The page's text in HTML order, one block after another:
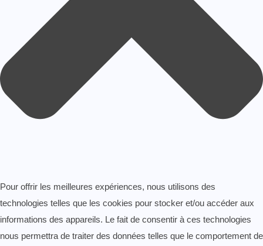
Pour offrir les meilleures expériences, nous utilisons des
technologies telles que les cookies pour stocker et/ou accéder aux
informations des appareils. Le fait de consentir à ces technologies
nous permettra de traiter des données telles que le comportement de